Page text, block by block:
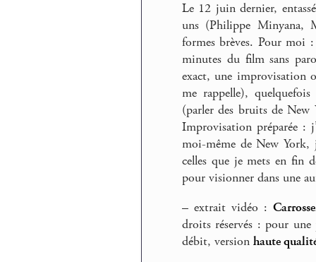
Le 12 juin dernier,
uns (Philippe Minyana,
formes brèves. Pour moi
minutes du film sans
exact, une improvisation
me rappelle),
(parler des bruits de New
Improvisation préparée :
moi-même de New York,
celles que je mets en fin
pour visionner dans une
– extrait vidéo :
droits réservés : pour
débit, version haute